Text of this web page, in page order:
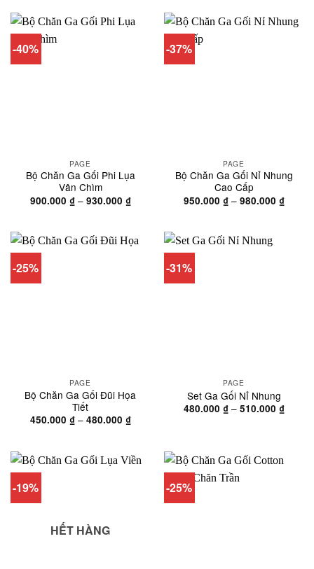
đến
580.000 ₫
đến
-40%
PAGE
Bộ Chăn Ga Gối Phi Lụa
Vân Chìm
900.000 ₫ – 930.000 ₫Khoảng
giá:
đến
930.000 ₫
-37%
PAGE
Bộ Chăn Ga Gối Nỉ Nhung
Cao Cấp
950.000 ₫ – 980.000 ₫
giá:
-25%
PAGE
Bộ Chăn Ga Gối Đũi Họa
Tiết
450.000 ₫ – 480.000 ₫Khoảng
giá:
đến
480.000 ₫
-31%
PAGE
Set Ga Gối Nỉ Nhung
480.000 ₫ – 510.000 ₫
giá:
-19%
HẾT HÀNG
-25%